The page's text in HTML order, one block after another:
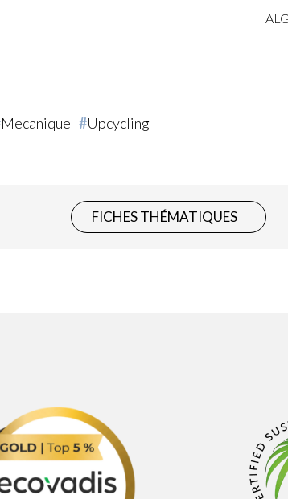
Mecanique Upcycling
FICHES THÉMATIQUES